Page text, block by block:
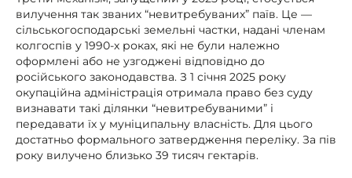
вилучення так званих “невитребуваних” паїв. Це —
сільськогосподарські земельні частки, надані членам
колгоспів у 1990-х роках, які не були належно
оформлені або не узгоджені відповідно до
російського законодавства. З 1 січня 2025 року
окупаційна адміністрація отримала право без суду
визнавати такі ділянки “невитребуваними” і
передавати їх у муніципальну власність. Для цього
достатньо формального затвердження переліку. За пів
року вилучено близько 39 тисяч гектарів.